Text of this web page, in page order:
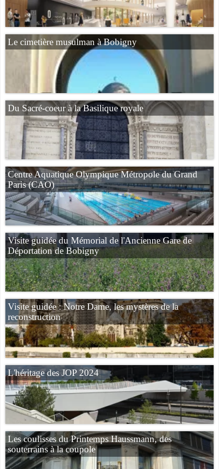
Le cimetière musulman à Bobigny
Du Sacré-coeur à la Basilique royale
Centre Aquatique Olympique Métropole du Grand
Paris (CAO)
Visite guidée du Mémorial de l'Ancienne Gare de
Déportation de Bobigny
Visite guidée : Notre Dame, les mystères de la
reconstruction
L'héritage des JOP 2024
Les coulisses du Printemps Haussmann, des
souterrains à la coupole